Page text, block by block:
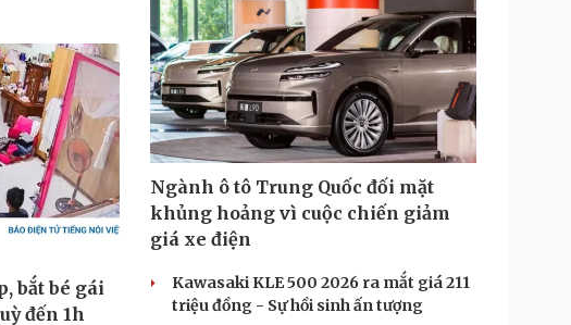
Ngành ô tô Trung Quốc đối mặt
khủng hoảng vì cuộc chiến giảm
giá xe điện
Kawasaki KLE 500 2026 ra mắt giá 211
triệu đồng - Sự hồi sinh ấn tượng